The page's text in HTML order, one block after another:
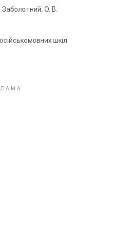
Заболотний, О. В.
шкіл